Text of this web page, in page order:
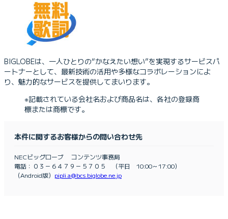
BIGLOBEは、一人ひとりの“かなえたい想い”を実現するサービスパ
ートナーとして、最新技術の活用や多様なコラボレーションによ
り、魅力的なサービスを提供してまいります。
※記載されている会社名および商品名は、各社の登録商
標または商標です。
本件に関するお客様からの問い合わせ先
NECビッグローブ コンテンツ事務局
電話：０３－６４７９－５７０５ （平日 10:00～17:00）
（Android版） pipli.a@bcs.biglobe.ne.jp